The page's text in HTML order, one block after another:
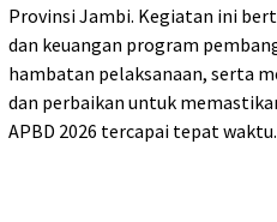
Provinsi Jambi. Kegiatan ini
dan keuangan program
hambatan pelaksanaan, serta
dan perbaikan untuk
APBD 2026 tercapai tepat waktu.